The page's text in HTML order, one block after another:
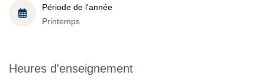
Période de l'année
Printemps
Heures d'enseignement